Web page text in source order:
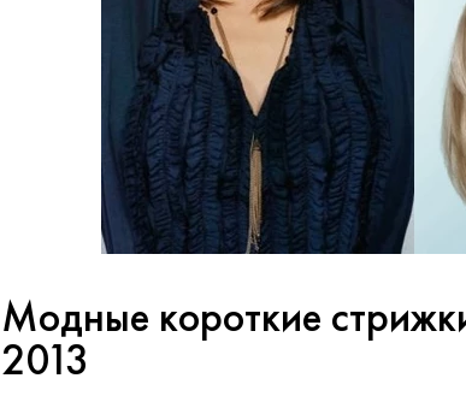
Модные короткие
2013